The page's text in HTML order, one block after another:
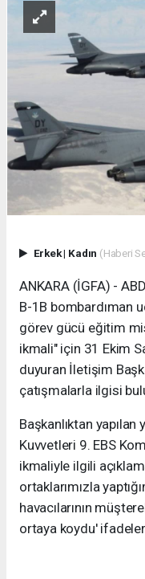
Erkek| Kadın (Haberi
ANKARA (İGFA) -
B-1B bombardıman
görev gücü eğitim
ikmali" için 31 Ekim
duyuran İletişim
çatışmalarla ilgisi
Başkanlıktan yapılan
Kuvvetleri 9. EBS
ikmaliyle ilgili
ortaklarımızla
havacılarının
ortaya koydu'